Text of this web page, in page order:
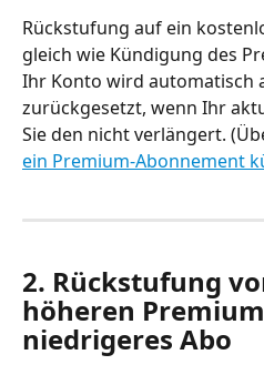
Rückstufung auf ein
gleich wie Kündigung des
Ihr Konto wird automatisch
zurückgesetzt, wenn Ihr
Sie den nicht verlängert.
ein Premium-Abonnement
2. Rückstufung
höheren
niedrigeres Abo